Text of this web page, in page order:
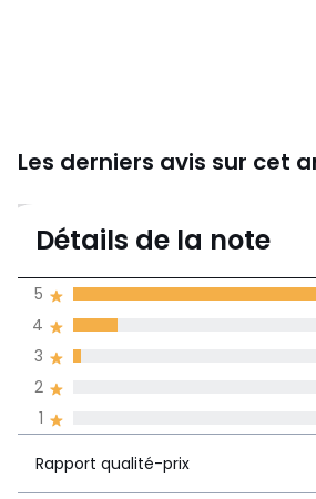
Les derniers avis sur cet
4,8
de moyenne
obtenue sur
Détails de la note
1
2
3
4
5
Rapport qualité-prix